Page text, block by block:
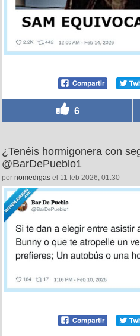
6
¿Tenéis hormigonera con
@BarDePueblo1
por nomedigas el 11 feb 2026, 01:30